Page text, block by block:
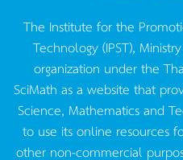
The Institute for the
Technology (IPST),
organization under the
SciMath as a website that
Science, Mathematics and
to use its online resources
other non-commercial